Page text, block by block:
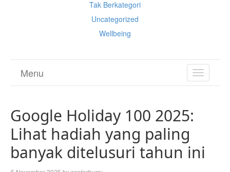
Tak Berkategori
Uncategorized
Wellbeing
TOGGLE
Menu
Google Holiday 100 2025:
Lihat hadiah yang paling
banyak ditelusuri tahun ini